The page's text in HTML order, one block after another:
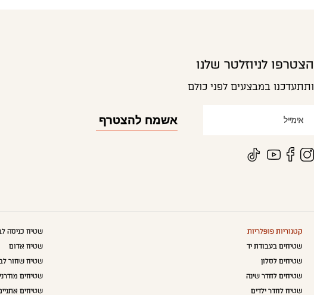
הצטרפו לניוזלטר שלנו
ותתעדכנו במבצעים לפני כולם
קטגוריות פופלריות
שטיחים בעבודת יד
שטיחים לסלון
שטיחים לחדר שינה
שטיח לחדר ילדים
שטיח כניסה
שטיח אדום
שטיח שחור
שטיחים
שטיחים